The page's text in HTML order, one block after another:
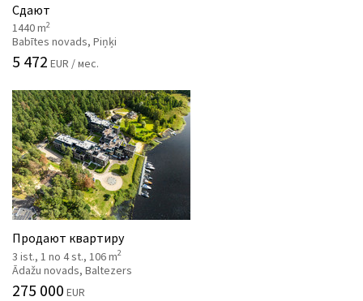
Сдают
1440 m2
Babītes novads, Piņķi
5 472 EUR / мес.
Продают квартиру
3 ist., 1 no 4 st., 106 m2
Ādažu novads, Baltezers
275 000 EUR